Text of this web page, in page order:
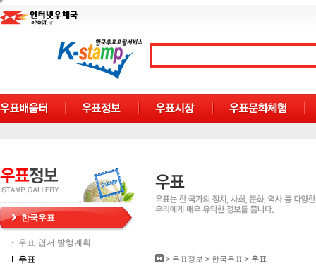
한국우표
우표·엽서 발행계획
우표
> 우표정보 > 한국우표 > 우표